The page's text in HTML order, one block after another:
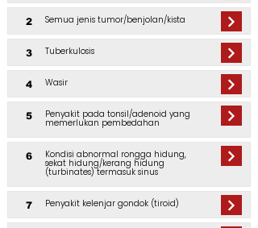
2 Semua jenis tumor/benjolan/kista
3 Tuberkulosis
4 Wasir
5 Penyakit pada tonsil/adenoid yang
memerlukan pembedahan
6 Kondisi abnormal rongga hidung,
sekat hidung/kerang hidung
(turbinates) termasuk sinus
7 Penyakit kelenjar gondok (tiroid)